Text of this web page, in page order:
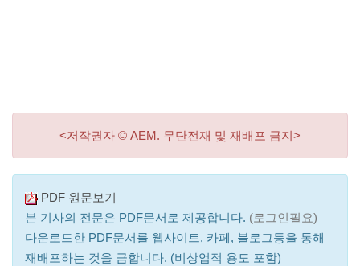
<저작권자 © AEM. 무단전재 및 재배포 금지>
PDF 원문보기
본 기사의 전문은 PDF문서로 제공합니다. (로그인필요)
다운로드한 PDF문서를 웹사이트, 카페, 블로그등을 통해
재배포하는 것을 금합니다. (비상업적 용도 포함)